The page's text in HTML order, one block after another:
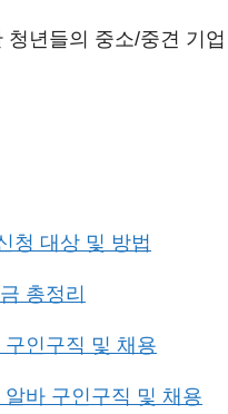
청년들의 중소/중견 기
청 대상 및 방법
총정리
인구직 및 채용
바 구인구직 및 채용